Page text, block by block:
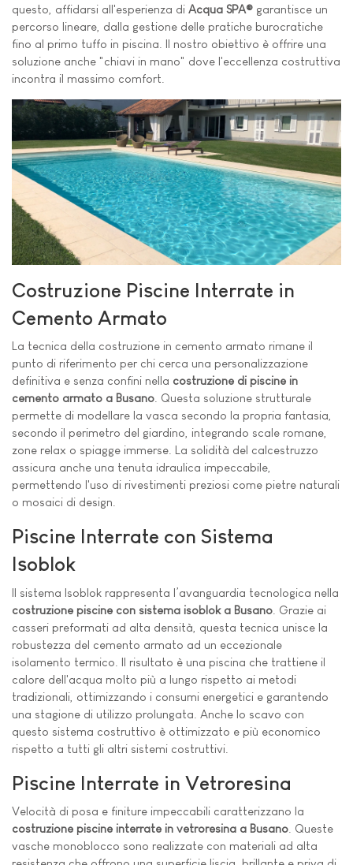
questo, affidarsi all'esperienza di Acqua SPA® garantisce un
percorso lineare, dalla gestione delle pratiche burocratiche
fino al primo tuffo in piscina. Il nostro obiettivo è offrire una
soluzione anche "chiavi in mano" dove l'eccellenza costruttiva
incontra il massimo comfort.
Costruzione Piscine Interrate in
Cemento Armato
La tecnica della costruzione in cemento armato rimane il
punto di riferimento per chi cerca una personalizzazione
definitiva e senza confini nella costruzione di piscine in
cemento armato a Busano. Questa soluzione strutturale
permette di modellare la vasca secondo la propria fantasia,
secondo il perimetro del giardino, integrando scale romane,
zone relax o spiagge immerse. La solidità del calcestruzzo
assicura anche una tenuta idraulica impeccabile,
permettendo l'uso di rivestimenti preziosi come pietre naturali
o mosaici di design.
Piscine Interrate con Sistema
Isoblok
Il sistema Isoblok rappresenta l’avanguardia tecnologica nella
costruzione piscine con sistema isoblok a Busano . Grazie ai
casseri preformati ad alta densità, questa tecnica unisce la
robustezza del cemento armato ad un eccezionale
isolamento termico. Il risultato è una piscina che trattiene il
calore dell'acqua molto più a lungo rispetto ai metodi
tradizionali, ottimizzando i consumi energetici e garantendo
una stagione di utilizzo prolungata. Anche lo scavo con
questo sistema costruttivo è ottimizzato e più economico
rispetto a tutti gli altri sistemi costruttivi.
Piscine Interrate in Vetroresina
Velocità di posa e finiture impeccabili caratterizzano la
costruzione piscine interrate in vetroresina a Busano. Queste
vasche monoblocco sono realizzate con materiali ad alta